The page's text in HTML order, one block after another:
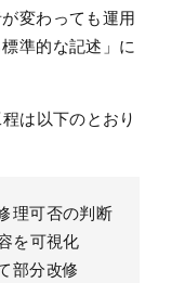
変わっても運用
準的な記述」に
は以下のとおり
理可否の判断
を可視化
部分改修